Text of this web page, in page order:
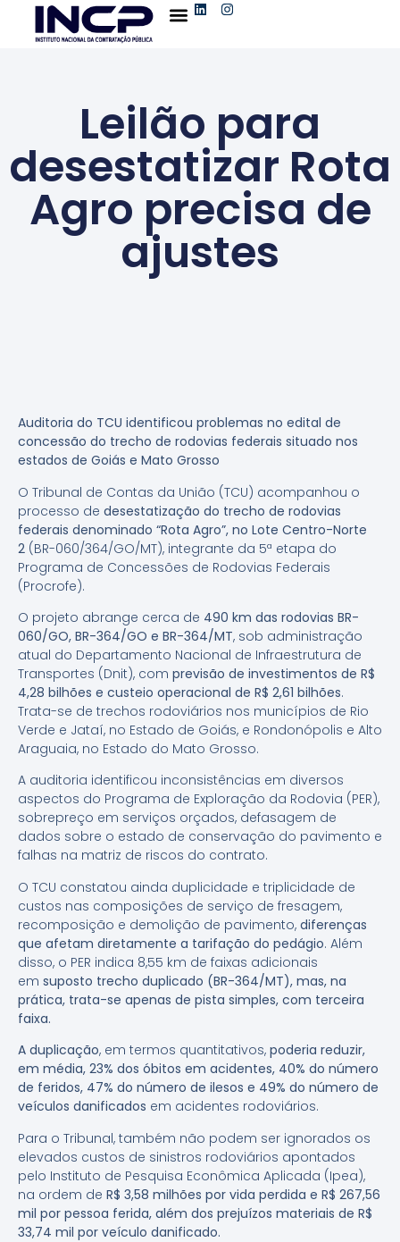
Leilão para
desestatizar Rota
Agro precisa de
ajustes
Auditoria do TCU identificou problemas no edital de
concessão do trecho de rodovias federais situado nos
estados de Goiás e Mato Grosso
O Tribunal de Contas da União (TCU) acompanhou o
processo de desestatização do trecho de rodovias
federais denominado “Rota Agro”, no Lote Centro-Norte
2 (BR-060/364/GO/MT), integrante da 5ª etapa do
Programa de Concessões de Rodovias Federais
(Procrofe).
O projeto abrange cerca de 490 km das rodovias BR-
060/GO, BR-364/GO e BR-364/MT, sob administração
atual do Departamento Nacional de Infraestrutura de
Transportes (Dnit), com previsão de investimentos de R$
4,28 bilhões e custeio operacional de R$ 2,61 bilhões.
Trata-se de trechos rodoviários nos municípios de Rio
Verde e Jataí, no Estado de Goiás, e Rondonópolis e Alto
Araguaia, no Estado do Mato Grosso.
A auditoria identificou inconsistências em diversos
aspectos do Programa de Exploração da Rodovia (PER),
sobrepreço em serviços orçados, defasagem de
dados sobre o estado de conservação do pavimento e
falhas na matriz de riscos do contrato.
O TCU constatou ainda duplicidade e triplicidade de
custos nas composições de serviço de fresagem,
recomposição e demolição de pavimento, diferenças
que afetam diretamente a tarifação do pedágio. Além
disso, o PER indica 8,55 km de faixas adicionais
em suposto trecho duplicado (BR-364/MT), mas, na
prática, trata-se apenas de pista simples, com terceira
faixa.
A duplicação, em termos quantitativos, poderia reduzir,
em média, 23% dos óbitos em acidentes, 40% do número
de feridos, 47% do número de ilesos e 49% do número de
veículos danificados em acidentes rodoviários.
Para o Tribunal, também não podem ser ignorados os
elevados custos de sinistros rodoviários apontados
pelo Instituto de Pesquisa Econômica Aplicada (Ipea),
na ordem de R$ 3,58 milhões por vida perdida e R$ 267,56
mil por pessoa ferida, além dos prejuízos materiais de R$
33,74 mil por veículo danificado.